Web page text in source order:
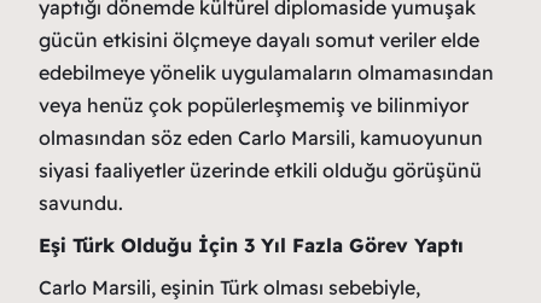
yaptığı dönemde kültürel diplomaside yumuşak
gücün etkisini ölçmeye dayalı somut veriler elde
edebilmeye yönelik uygulamaların olmamasından
veya henüz çok popülerleşmemiş ve bilinmiyor
olmasından söz eden Carlo Marsili, kamuoyunun
siyasi faaliyetler üzerinde etkili olduğu görüşünü
savundu.
Eşi Türk Olduğu İçin 3 Yıl Fazla Görev Yaptı
Carlo Marsili, eşinin Türk olması sebebiyle,